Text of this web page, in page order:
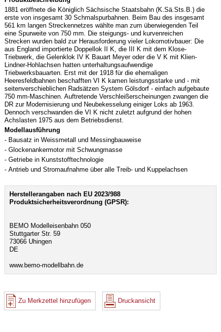
1881 eröffnete die Königlich Sächsische Staatsbahn (K.Sä.Sts.B.) die
erste von insgesamt 30 Schmalspurbahnen. Beim Bau des insgesamt
561 km langen Streckennetzes wählte man zum überwiegenden Teil
eine Spurweite von 750 mm. Die steigungs- und kurvenreichen
Strecken wurden bald zur Herausforderung vieler Lokomotivbauer: Die
aus England importierte Doppellok II K, die III K mit dem Klose-
Triebwerk, die Gelenklok IV K Bauart Meyer oder die V K mit Klien-
Lindner-Hohlachsen hatten unterhaltungsaufwendige
Triebwerksbauarten. Erst mit der 1918 für die ehemaligen
Heeresfeldbahnen beschafften VI K kamen leistungsstarke und - mit
seitenverschieblichen Radsätzen System Gölsdorf - einfach aufgebaute
750 mm-Maschinen. Auftretende Verschleißerscheinungen zwangen die
DR zur Modernisierung und Neubekesselung einiger Loks ab 1963.
Dennoch verschwanden die VI K nicht zuletzt aufgrund der hohen
Achslasten 1975 aus dem Betriebsdienst.
Modellausführung
- Bausatz in Weissmetall und Messingbauweise
- Glockenankermotor mit Schwungmasse
- Getriebe in Kunststofftechnologie
- Antrieb und Stromaufnahme über alle Treib- und Kuppelachsen
Herstellerangaben nach EU 2023/988
Produktsicherheitsverordnung (GPSR):
BEMO Modelleisenbahn 050
Stuttgarter Str. 59
73066 Uhingen
DE
www.bemo-modellbahn.de
Zu Merkzettel hinzufügen Druckansicht